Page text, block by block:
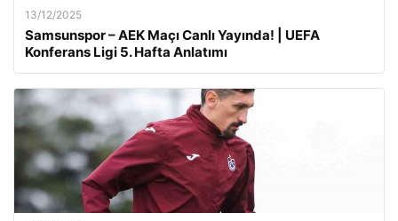
13/12/2025
Samsunspor – AEK Maçı Canlı Yayında! | UEFA
Konferans Ligi 5. Hafta Anlatımı